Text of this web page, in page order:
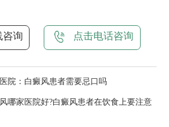
咨询 点击电话咨询
院：白癜风患者需要忌口吗
哪家医院好?白癜风患者在饮食上要注意